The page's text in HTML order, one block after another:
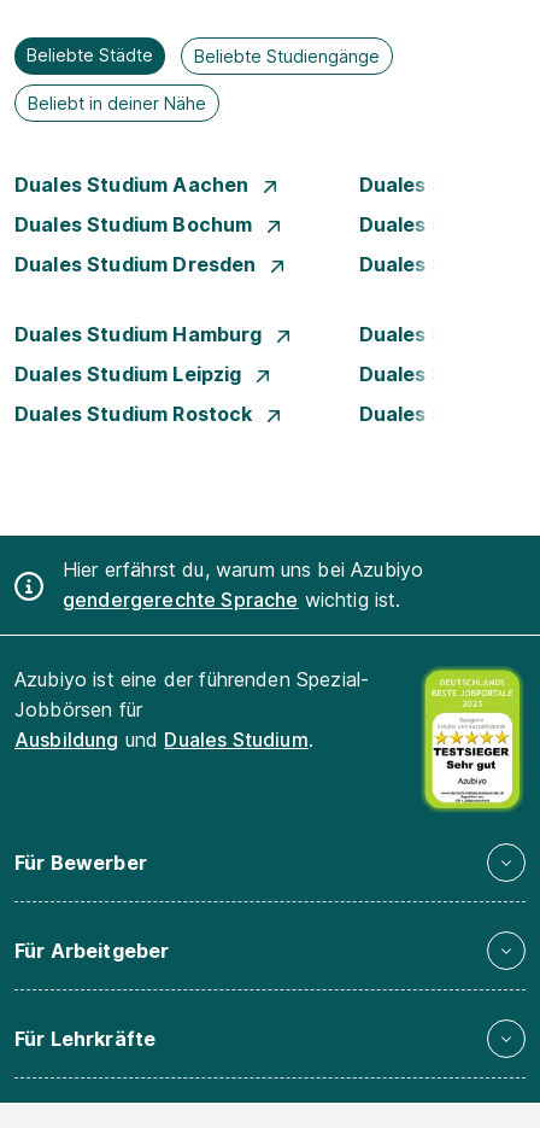
Beliebte Städte Beliebte Studiengänge
Beliebt in deiner Nähe
Duales Studium Aachen
Duales Studium
Duales Studium Bochum
Duales Studium
Duales Studium Dresden
Duales Studium
Duales Studium Hamburg
Duales Studium
Duales Studium Leipzig
Duales Studium
Duales Studium Rostock
Duales Studium
Hier erfährst du, warum uns bei Azubiyo
gendergerechte Sprache wichtig ist.
Azubiyo ist eine der führenden Spezial-
Jobbörsen für
Ausbildung und Duales Studium.
Für Bewerber
Für Arbeitgeber
Für Lehrkräfte